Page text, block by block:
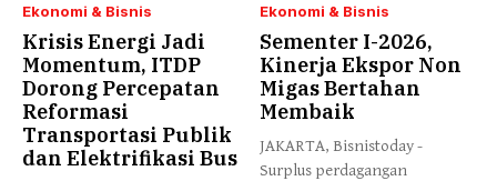
Ekonomi & Bisnis
Krisis Energi Jadi
Momentum, ITDP
Dorong Percepatan
Reformasi
Transportasi Publik
dan Elektrifikasi Bus
Ekonomi & Bisnis
Sementer I-2026,
Kinerja Ekspor Non
Migas Bertahan
Membaik
JAKARTA, Bisnistoday -
Surplus perdagangan